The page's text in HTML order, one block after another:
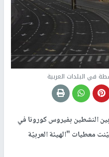
في البلدات العربية
النشطين بفيروس كورونا في
7602، بحسب ما بيّنت معطيات "الهيئة العربيّة